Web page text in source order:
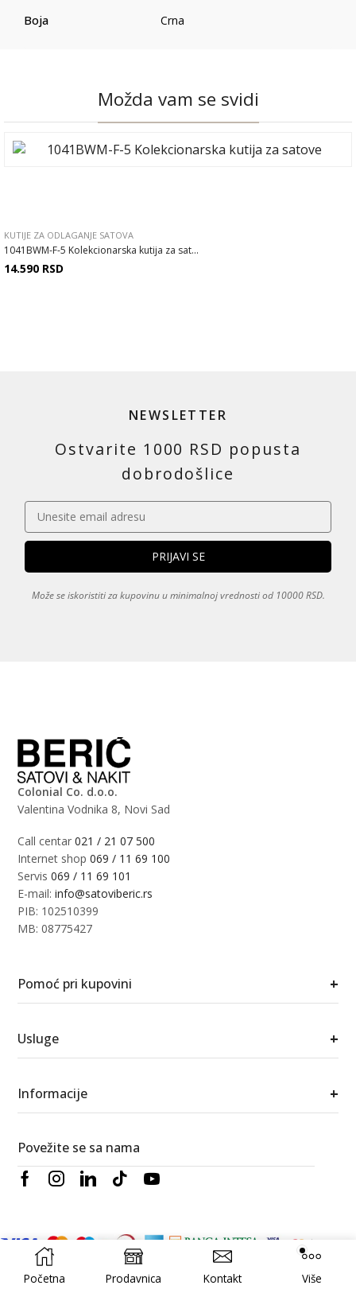
Boja Crna
Možda vam se svidi
KUTIJE ZA ODLAGANJE SATOVA
1041BWM-F-5 Kolekcionarska kutija za sat...
14.590 RSD
Početna Prodavnica Kontakt Više
NEWSLETTER
Ostvarite 1000 RSD popusta
dobrodošlice
Može se iskoristiti za kupovinu u minimalnoj vrednosti od 10000 RSD.
Colonial Co. d.o.o.
Valentina Vodnika 8, Novi Sad
Call centar021 / 21 07 500
Internet shop069 / 11 69 100
Servis069 / 11 69 101
E-mail:info@satoviberic.rs
PIB: 102510399
MB: 08775427
Pomoć pri kupovini +
Usluge +
Informacije +
Povežite se sa nama